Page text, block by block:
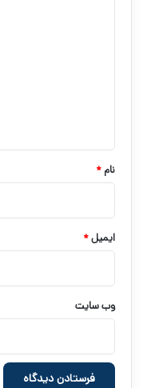
نام *
ایمیل*
وب‌ سایت